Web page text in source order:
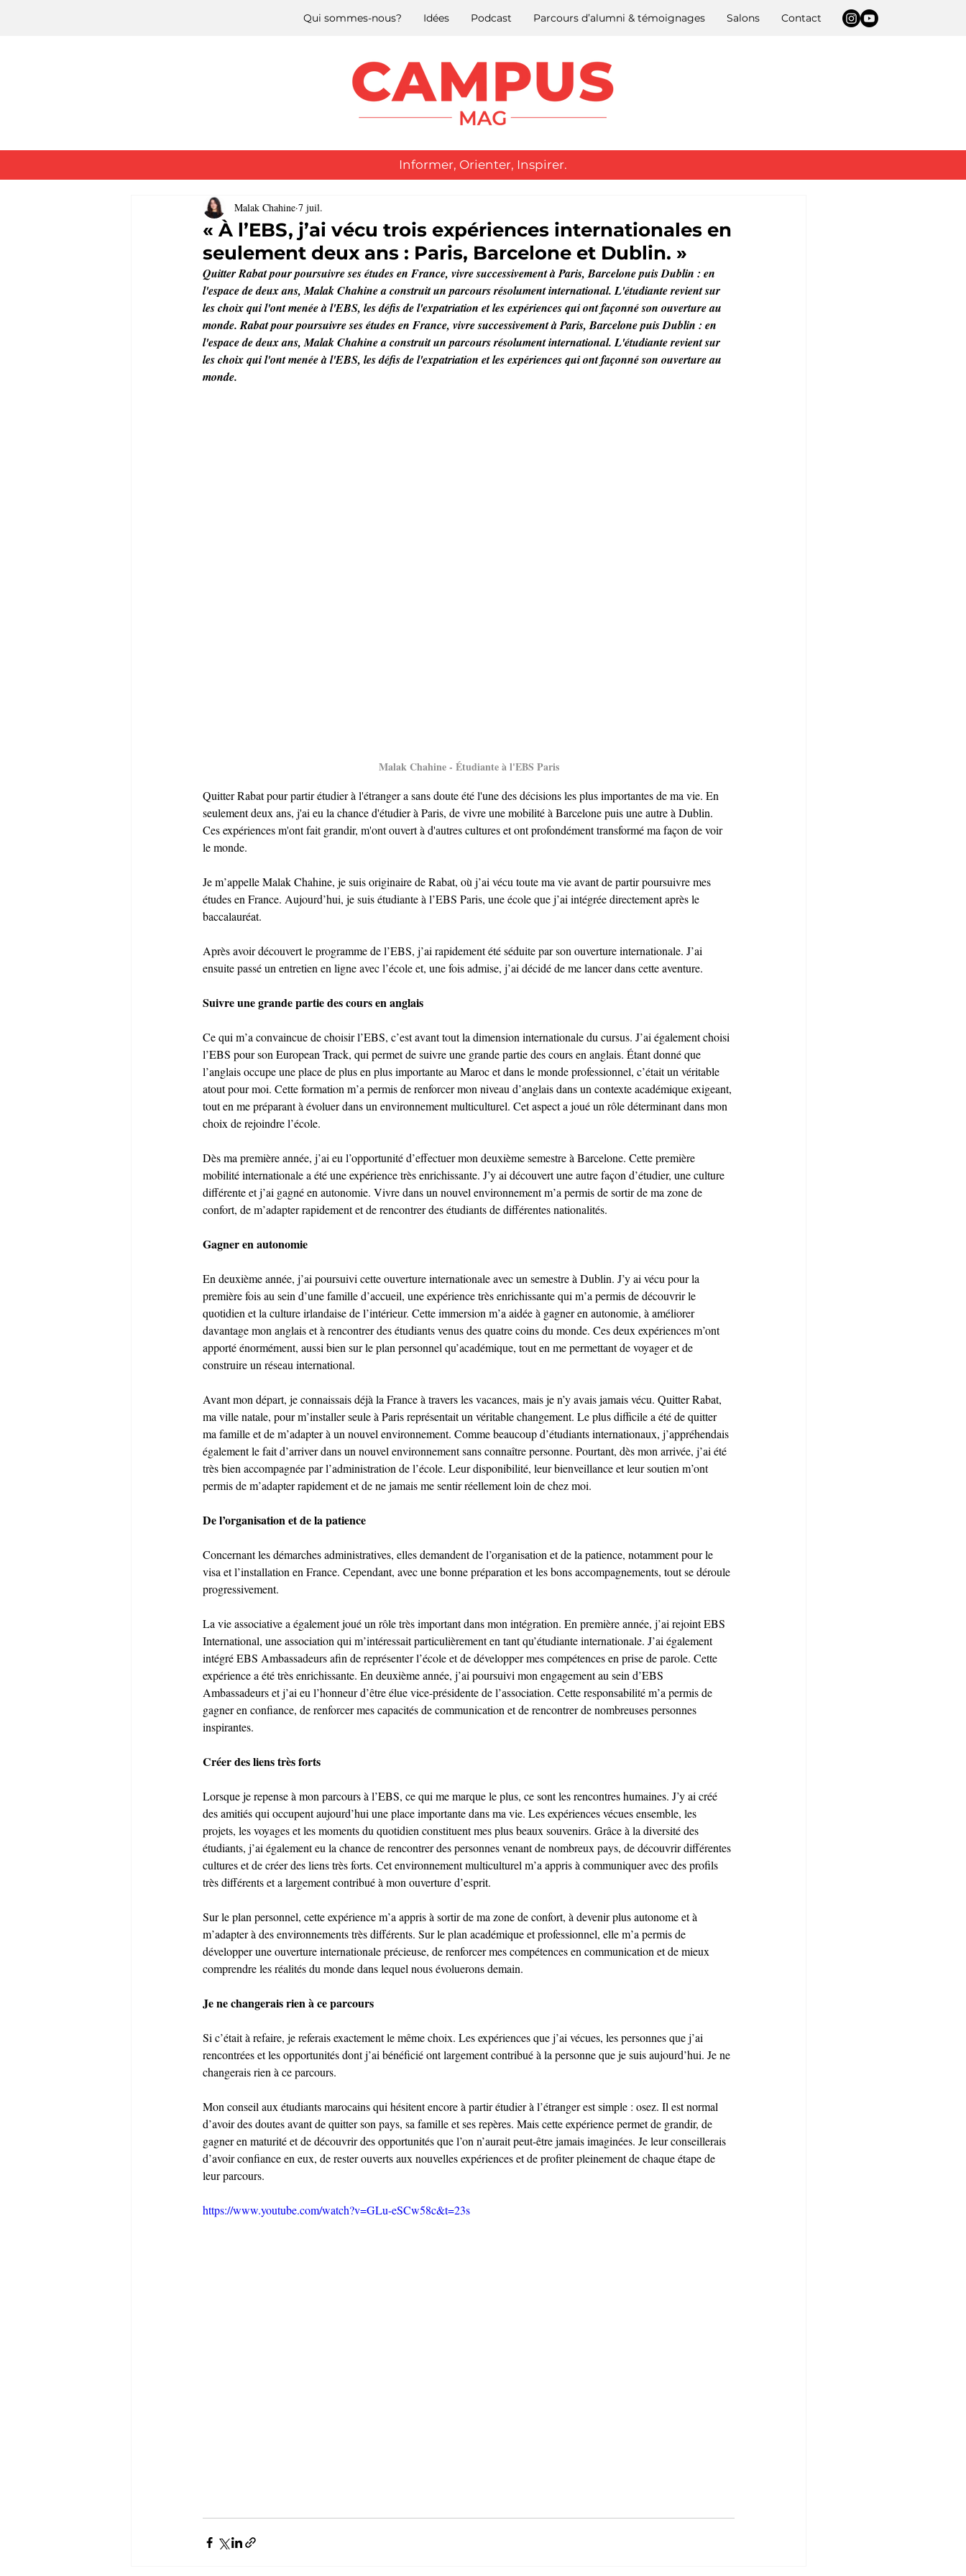
Qui sommes-nous? Idées Podcast Parcours d’alumni & témoignages Salons Contact
Informer, Orienter, Inspirer.
« À l’EBS, j’ai vécu trois expériences internationales en
seulement deux ans : Paris, Barcelone et Dublin. »
Malak Chahine 7 juil.
Quitter Rabat pour poursuivre ses études en France, vivre successivement à Paris, Barcelone puis Dublin : en
l'espace de deux ans, Malak Chahine a construit un parcours résolument international. L'étudiante revient sur
les choix qui l'ont menée à l'EBS, les défis de l'expatriation et les expériences qui ont façonné son ouverture au
monde. Rabat pour poursuivre ses études en France, vivre successivement à Paris, Barcelone puis Dublin : en
l'espace de deux ans, Malak Chahine a construit un parcours résolument international. L'étudiante revient sur
les choix qui l'ont menée à l'EBS, les défis de l'expatriation et les expériences qui ont façonné son ouverture au
monde.
Malak Chahine - Étudiante à l'EBS Paris
Quitter Rabat pour partir étudier à l'étranger a sans doute été l'une des décisions les plus importantes de ma vie. En
seulement deux ans, j'ai eu la chance d'étudier à Paris, de vivre une mobilité à Barcelone puis une autre à Dublin.
Ces expériences m'ont fait grandir, m'ont ouvert à d'autres cultures et ont profondément transformé ma façon de voir
le monde.
Je m’appelle Malak Chahine, je suis originaire de Rabat, où j’ai vécu toute ma vie avant de partir poursuivre mes
études en France. Aujourd’hui, je suis étudiante à l’EBS Paris, une école que j’ai intégrée directement après le
baccalauréat.
Après avoir découvert le programme de l’EBS, j’ai rapidement été séduite par son ouverture internationale. J’ai
ensuite passé un entretien en ligne avec l’école et, une fois admise, j’ai décidé de me lancer dans cette aventure.
Suivre une grande partie des cours en anglais
Ce qui m’a convaincue de choisir l’EBS, c’est avant tout la dimension internationale du cursus. J’ai également choisi
l’EBS pour son European Track, qui permet de suivre une grande partie des cours en anglais. Étant donné que
l’anglais occupe une place de plus en plus importante au Maroc et dans le monde professionnel, c’était un véritable
atout pour moi. Cette formation m’a permis de renforcer mon niveau d’anglais dans un contexte académique exigeant,
tout en me préparant à évoluer dans un environnement multiculturel. Cet aspect a joué un rôle déterminant dans mon
choix de rejoindre l’école.
Dès ma première année, j’ai eu l’opportunité d’effectuer mon deuxième semestre à Barcelone. Cette première
mobilité internationale a été une expérience très enrichissante. J’y ai découvert une autre façon d’étudier, une culture
différente et j’ai gagné en autonomie. Vivre dans un nouvel environnement m’a permis de sortir de ma zone de
confort, de m’adapter rapidement et de rencontrer des étudiants de différentes nationalités.
Gagner en autonomie
En deuxième année, j’ai poursuivi cette ouverture internationale avec un semestre à Dublin. J’y ai vécu pour la
première fois au sein d’une famille d’accueil, une expérience très enrichissante qui m’a permis de découvrir le
quotidien et la culture irlandaise de l’intérieur. Cette immersion m’a aidée à gagner en autonomie, à améliorer
davantage mon anglais et à rencontrer des étudiants venus des quatre coins du monde. Ces deux expériences m’ont
apporté énormément, aussi bien sur le plan personnel qu’académique, tout en me permettant de voyager et de
construire un réseau international.
Avant mon départ, je connaissais déjà la France à travers les vacances, mais je n’y avais jamais vécu. Quitter Rabat,
ma ville natale, pour m’installer seule à Paris représentait un véritable changement. Le plus difficile a été de quitter
ma famille et de m’adapter à un nouvel environnement. Comme beaucoup d’étudiants internationaux, j’appréhendais
également le fait d’arriver dans un nouvel environnement sans connaître personne. Pourtant, dès mon arrivée, j’ai été
très bien accompagnée par l’administration de l’école. Leur disponibilité, leur bienveillance et leur soutien m’ont
permis de m’adapter rapidement et de ne jamais me sentir réellement loin de chez moi.
De l’organisation et de la patience
Concernant les démarches administratives, elles demandent de l’organisation et de la patience, notamment pour le
visa et l’installation en France. Cependant, avec une bonne préparation et les bons accompagnements, tout se déroule
progressivement.
La vie associative a également joué un rôle très important dans mon intégration. En première année, j’ai rejoint EBS
International, une association qui m’intéressait particulièrement en tant qu’étudiante internationale. J’ai également
intégré EBS Ambassadeurs afin de représenter l’école et de développer mes compétences en prise de parole. Cette
expérience a été très enrichissante. En deuxième année, j’ai poursuivi mon engagement au sein d’EBS
Ambassadeurs et j’ai eu l’honneur d’être élue vice-présidente de l’association. Cette responsabilité m’a permis de
gagner en confiance, de renforcer mes capacités de communication et de rencontrer de nombreuses personnes
inspirantes.
Créer des liens très forts
Lorsque je repense à mon parcours à l’EBS, ce qui me marque le plus, ce sont les rencontres humaines. J’y ai créé
des amitiés qui occupent aujourd’hui une place importante dans ma vie. Les expériences vécues ensemble, les
projets, les voyages et les moments du quotidien constituent mes plus beaux souvenirs. Grâce à la diversité des
étudiants, j’ai également eu la chance de rencontrer des personnes venant de nombreux pays, de découvrir différentes
cultures et de créer des liens très forts. Cet environnement multiculturel m’a appris à communiquer avec des profils
très différents et a largement contribué à mon ouverture d’esprit.
Sur le plan personnel, cette expérience m’a appris à sortir de ma zone de confort, à devenir plus autonome et à
m’adapter à des environnements très différents. Sur le plan académique et professionnel, elle m’a permis de
développer une ouverture internationale précieuse, de renforcer mes compétences en communication et de mieux
comprendre les réalités du monde dans lequel nous évoluerons demain.
Je ne changerais rien à ce parcours
Si c’était à refaire, je referais exactement le même choix. Les expériences que j’ai vécues, les personnes que j’ai
rencontrées et les opportunités dont j’ai bénéficié ont largement contribué à la personne que je suis aujourd’hui. Je ne
changerais rien à ce parcours.
Mon conseil aux étudiants marocains qui hésitent encore à partir étudier à l’étranger est simple : osez. Il est normal
d’avoir des doutes avant de quitter son pays, sa famille et ses repères. Mais cette expérience permet de grandir, de
gagner en maturité et de découvrir des opportunités que l’on n’aurait peut-être jamais imaginées. Je leur conseillerais
d’avoir confiance en eux, de rester ouverts aux nouvelles expériences et de profiter pleinement de chaque étape de
leur parcours.
https://www.youtube.com/watch?v=GLu-eSCw58c&t=23s